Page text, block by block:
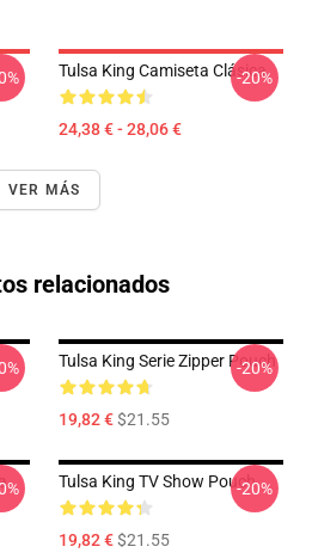
Tulsa King Camiseta Clásica
24,38 € - 28,06 €
-20%
VER MÁS
relacionados
Tulsa King Serie Zipper Pouch
19,82 €$21.55
-20%
Tulsa King TV Show Pouch
19,82 €$21.55
-20%